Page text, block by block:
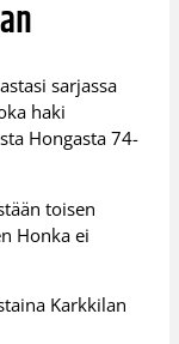
sarjassa
haki
Hongasta 74-
toisen
Honka ei
Karkkilan